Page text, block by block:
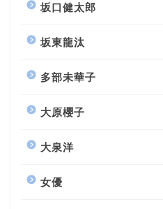
坂口健太郎
坂東龍汰
多部未華子
大原櫻子
大泉洋
女優